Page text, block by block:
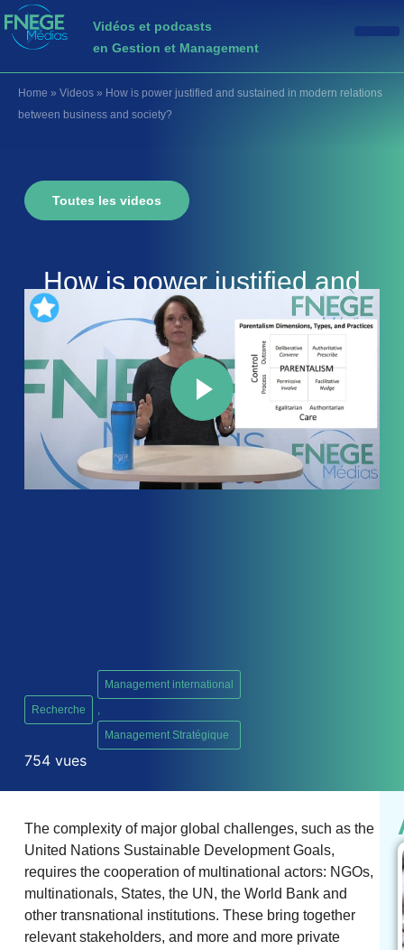
Vidéos et podcasts
en Gestion et Management
Home » Videos » How is power justified and sustained in modern relations
between business and society?
Toutes les videos
How is power justified and
sustained in modern
relations between business
and society?
Recherche
Management international
Management Stratégique
754 vues
The complexity of major global challenges, such as the
United Nations Sustainable Development Goals,
requires the cooperation of multinational actors: NGOs,
multinationals, States, the UN, the World Bank and
other transnational institutions. These bring together
relevant stakeholders, and more and more private